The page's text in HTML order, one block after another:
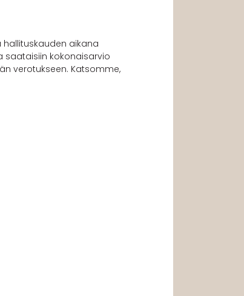
aikana
saataisiin kokonaisarvio
verotukseen. Katsomme,